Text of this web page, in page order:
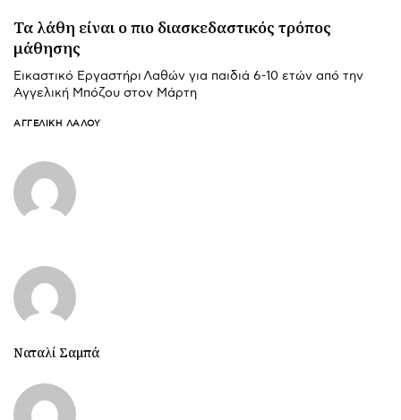
Τα λάθη είναι ο πιο διασκεδαστικός τρόπος
μάθησης
Εικαστικό Εργαστήρι Λαθών για παιδιά 6-10 ετών από την
Αγγελική Μπόζου στον Μάρτη
ΑΓΓΕΛΙΚΉ ΛΆΛΟΥ
Ναταλί Σαμπά